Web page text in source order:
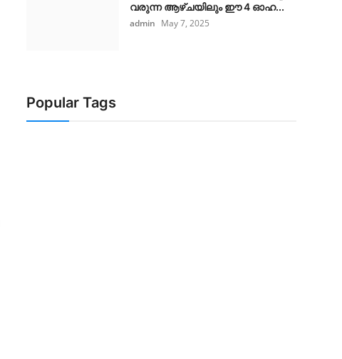
വരുന്ന ആഴ്ചയിലും ഈ 4 ഓഹ...
admin May 7, 2025
Popular Tags